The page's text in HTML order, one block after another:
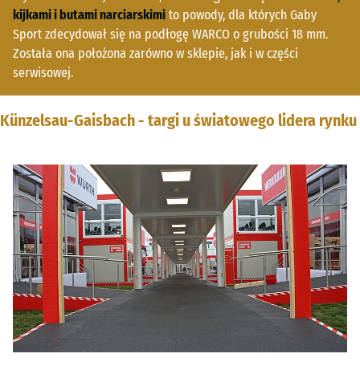
kijkami i butami narciarskimi to powody, dla których Gaby
Sport zdecydował się na podłogę WARCO o grubości 18 mm.
Została ona położona zarówno w sklepie, jak i w części
serwisowej.
Künzelsau-Gaisbach - targi u światowego lidera rynku